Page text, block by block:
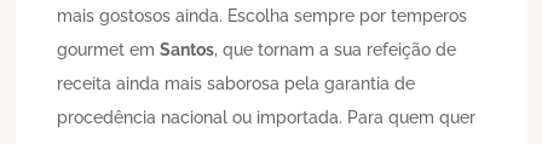
mais gostosos ainda. Escolha sempre por temperos
gourmet emSantos, que tornam a sua refeição de
receita ainda mais saborosa pela garantia de
procedência nacional ou importada. Para quem quer